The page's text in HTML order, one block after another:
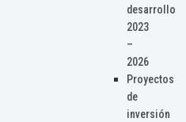
desarrollo
2023
–
2026
Proyectos
de
inversión